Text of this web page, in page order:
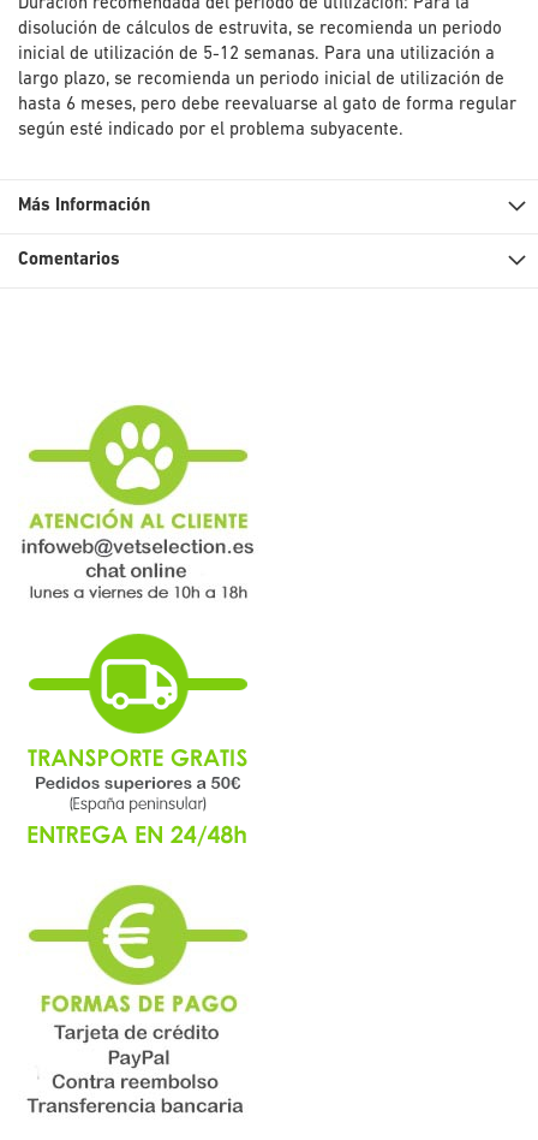
Duración recomendada del periodo de utilización: Para la
disolución de cálculos de estruvita, se recomienda un periodo
inicial de utilización de 5-12 semanas. Para una utilización a
largo plazo, se recomienda un periodo inicial de utilización de
hasta 6 meses, pero debe reevaluarse al gato de forma regular
según esté indicado por el problema subyacente.
Más Información
Comentarios